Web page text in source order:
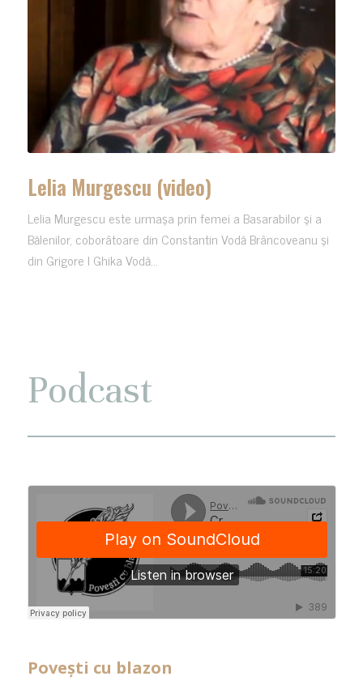
Lelia Murgescu (video)
Lelia Murgescu este urmaşa prin femei a Basarabilor şi a
Bălenilor, coborâtoare din Constantin Vodă Brâncoveanu şi
din Grigore I Ghika Vodă...
Podcast
Povești cu blazon